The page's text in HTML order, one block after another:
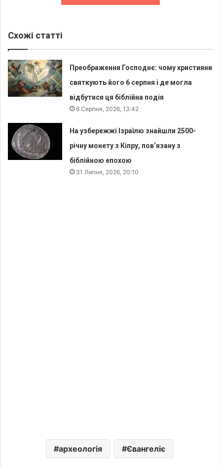
Схожі статті
Преображення Господнє: чому християни
святкують його 6 серпня і де могла
відбутися ця біблійна подія
6 Серпня, 2026, 13:42
На узбережжі Ізраїлю знайшли 2500-
річну монету з Кіпру, пов’язану з
біблійною епохою
31 Липня, 2026, 20:10
археологія Євангеліє